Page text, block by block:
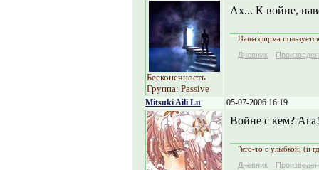
Бесконечность
Группа: Passive
Ах... К войне,
Наша фирма
Дневник
Mitsuki Aili Lu 05-07-2006 16:19
Войне с кем?
"кто-то с улыбкой, (и
Дневник